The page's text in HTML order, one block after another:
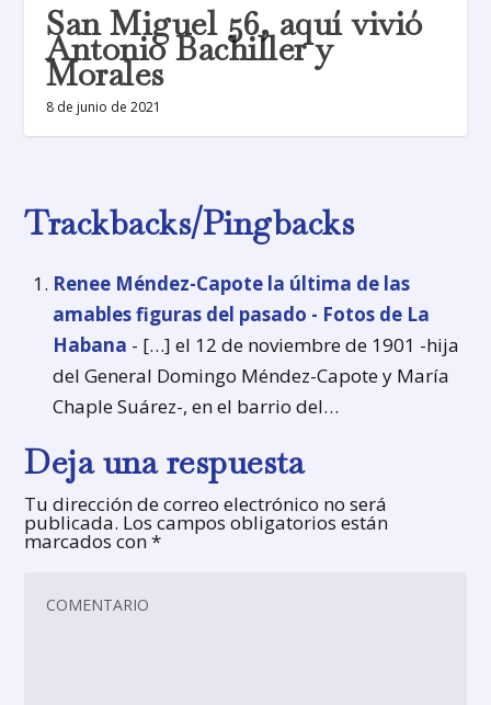
San Miguel 56, aquí vivió
Antonio Bachiller y
Morales
8 de junio de 2021
Trackbacks/Pingbacks
Renee Méndez-Capote la última de las
amables figuras del pasado - Fotos de La
Habana - […] el 12 de noviembre de 1901 -hija
del General Domingo Méndez-Capote y María
Chaple Suárez-, en el barrio del…
Deja una respuesta
Tu dirección de correo electrónico no será
publicada. Los campos obligatorios están
marcados con*